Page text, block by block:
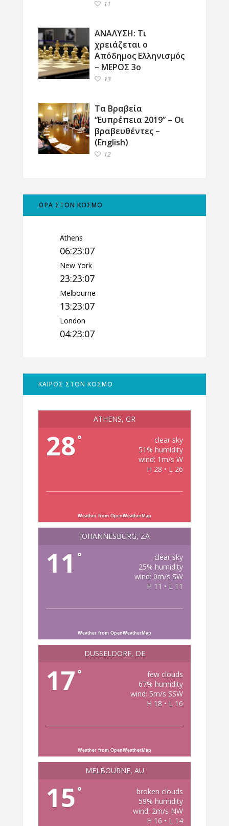
11
ΑΝΑΛΥΣΗ: Τι
χρειάζεται ο
Απόδημος Ελληνισμός
– ΜΕΡΟΣ 3ο
13
Τα Βραβεία
“Ευπρέπεια 2019” – Οι
βραβευθέντες –
(English)
12
ΩΡΑ ΣΤΟΝ ΚΟΣΜΟ
Athens
06:23:08
New York
23:23:08
Melbourne
13:23:08
London
04:23:08
ΚΑΙΡΟΣ ΣΤΟΝ ΚΟΣΜΟ
ATHENS, GR
28°
clear sky
51% humidity
wind: 1m/s W
H 28 • L 26
Weather from OpenWeatherMap
JOHANNESBURG, ZA
11 °
clear sky
25% humidity
wind: 0m/s SW
H 11 • L 11
Weather from OpenWeatherMap
DÜSSELDORF, DE
17 °
few clouds
67% humidity
wind: 5m/s SSW
H 18 • L 16
Weather from OpenWeatherMap
MELBOURNE, AU
15 °
broken clouds
59% humidity
wind: 2m/s NW
H 16 • L 14